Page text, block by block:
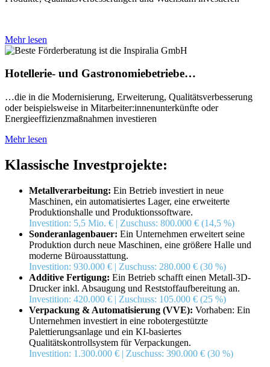
Mehr lesen
Hotellerie- und Gastronomiebetriebe…
…die in die Modernisierung, Erweiterung, Qualitätsverbesserung
oder beispielsweise in Mitarbeiter:innenunterkünfte oder
Energieeffizienzmaßnahmen investieren
Mehr lesen
Klassische Investprojekte:
Metallverarbeitung: Ein Betrieb investiert in neue
Maschinen, ein automatisiertes Lager, eine erweiterte
Produktionshalle und Produktionssoftware.
Investition: 5,5 Mio. € | Zuschuss: 800.000 € (14,5 %)
Sonderanlagenbauer: Ein Unternehmen erweitert seine
Produktion durch neue Maschinen, eine größere Halle und
moderne Büroausstattung.
Investition: 930.000 € | Zuschuss: 280.000 € (30 %)
Additive Fertigung: Ein Betrieb schafft einen Metall-3D-
Drucker inkl. Absaugung und Reststoffaufbereitung an.
Investition: 420.000 € | Zuschuss: 105.000 € (25 %)
Verpackung & Automatisierung (VVE): Vorhaben: Ein
Unternehmen investiert in eine robotergestützte
Palettierungsanlage und ein KI-basiertes
Qualitätskontrollsystem für Verpackungen.
Investition: 1.300.000 € | Zuschuss: 390.000 € (30 %)